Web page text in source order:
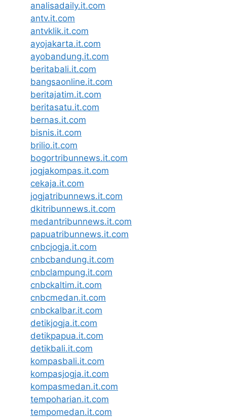
analisadaily.it.com
antv.it.com
antvklik.it.com
ayojakarta.it.com
ayobandung.it.com
beritabali.it.com
bangsaonline.it.com
beritajatim.it.com
beritasatu.it.com
bernas.it.com
bisnis.it.com
brilio.it.com
bogortribunnews.it.com
jogjakompas.it.com
cekaja.it.com
jogjatribunnews.it.com
dkitribunnews.it.com
medantribunnews.it.com
papuatribunnews.it.com
cnbcjogja.it.com
cnbcbandung.it.com
cnbclampung.it.com
cnbckaltim.it.com
cnbcmedan.it.com
cnbckalbar.it.com
detikjogja.it.com
detikpapua.it.com
detikbali.it.com
kompasbali.it.com
kompasjogja.it.com
kompasmedan.it.com
tempoharian.it.com
tempomedan.it.com